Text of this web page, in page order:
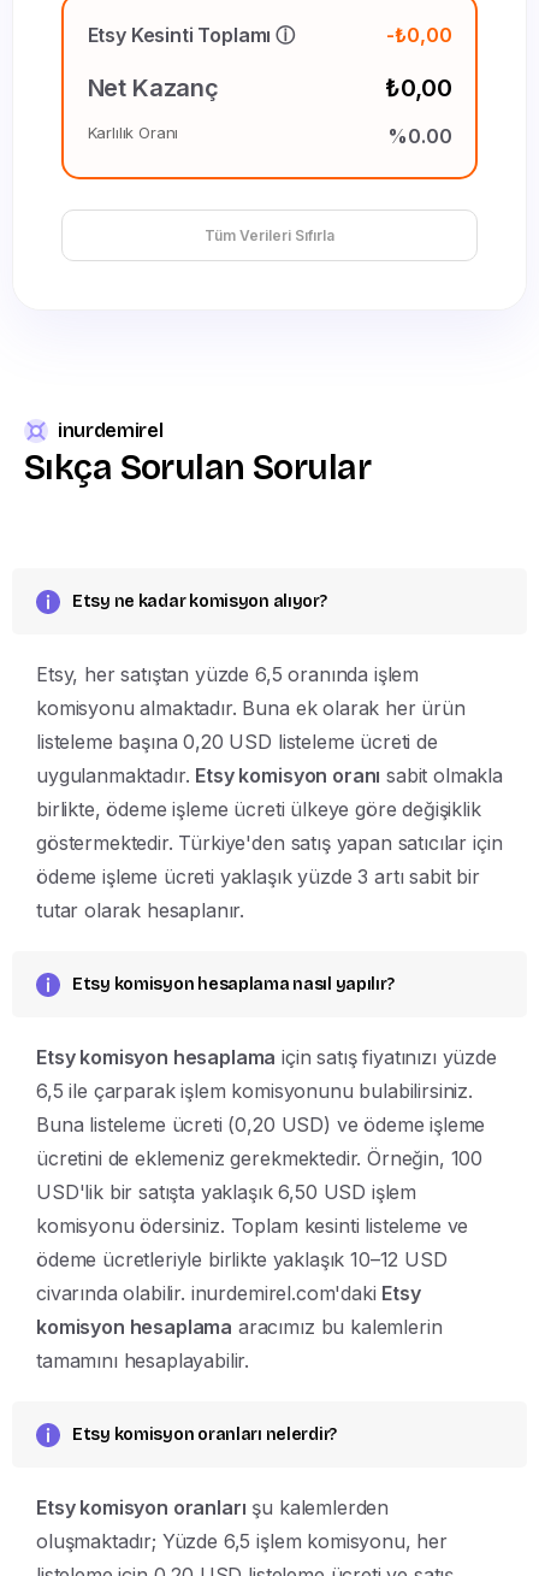
Etsy Kesinti Toplamı ⓘ -₺0,00
Net Kazanç ₺0,00
Karlılık Oranı %0.00
Tüm Verileri Sıfırla
inurdemirel
Sıkça Sorulan Sorular
Etsy ne kadar komisyon alıyor?
Etsy, her satıştan yüzde 6,5 oranında işlem
komisyonu almaktadır. Buna ek olarak her ürün
listeleme başına 0,20 USD listeleme ücreti de
uygulanmaktadır. Etsy komisyon oranı sabit olmakla
birlikte, ödeme işleme ücreti ülkeye göre değişiklik
göstermektedir. Türkiye'den satış yapan satıcılar için
ödeme işleme ücreti yaklaşık yüzde 3 artı sabit bir
tutar olarak hesaplanır.
Etsy komisyon hesaplama nasıl yapılır?
Etsy komisyon hesaplama için satış fiyatınızı yüzde
6,5 ile çarparak işlem komisyonunu bulabilirsiniz.
Buna listeleme ücreti (0,20 USD) ve ödeme işleme
ücretini de eklemeniz gerekmektedir. Örneğin, 100
USD'lik bir satışta yaklaşık 6,50 USD işlem
komisyonu ödersiniz. Toplam kesinti listeleme ve
ödeme ücretleriyle birlikte yaklaşık 10–12 USD
civarında olabilir. inurdemirel.com'daki Etsy
komisyon hesaplama aracımız bu kalemlerin
tamamını hesaplayabilir.
Etsy komisyon oranları nelerdir?
Etsy komisyon oranları şu kalemlerden
oluşmaktadır; Yüzde 6,5 işlem komisyonu, her